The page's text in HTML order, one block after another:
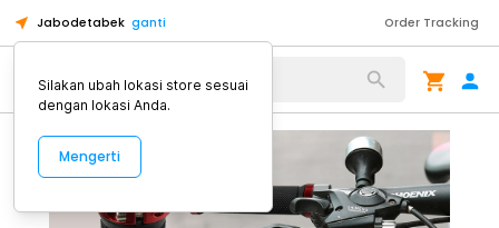
Jabodetabek ganti Order Tracking
Alat Kopi
Silakan ubah lokasi store sesuai
dengan lokasi Anda.
Mengerti